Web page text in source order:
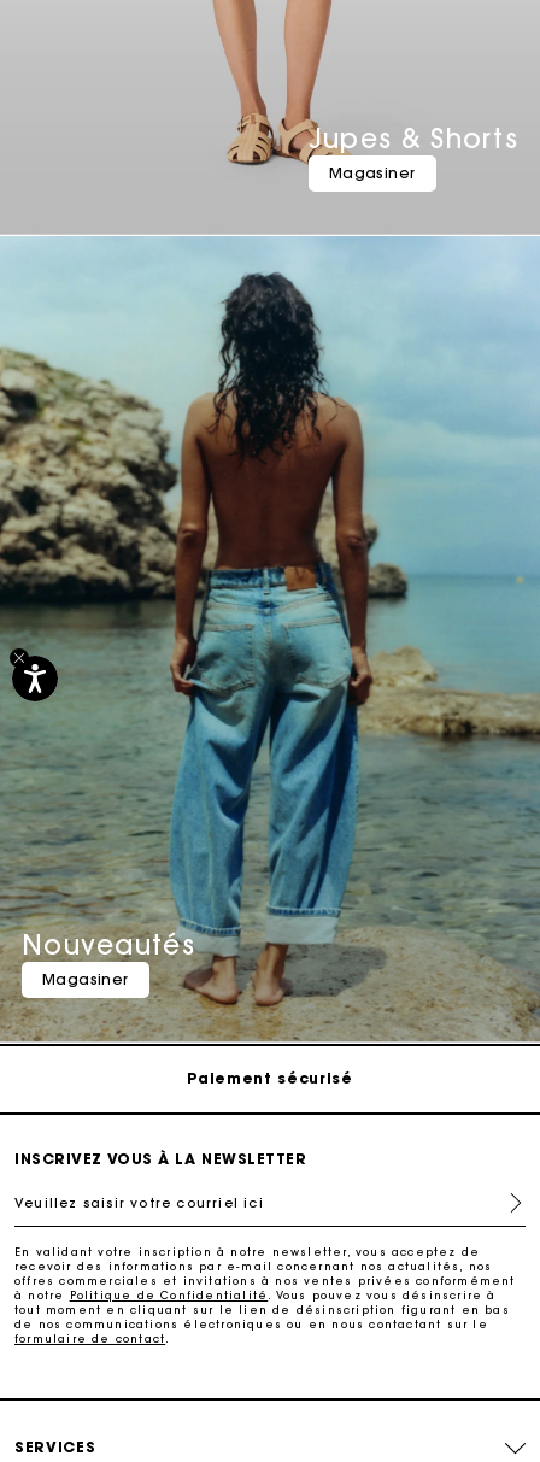
Jupes & Shorts
Magasiner
Nouveautés
Magasiner
Suivi de commande
Livraison à domicile offerte sous 2 à 3 jours ouvrés.
Paiement sécurisé
Livraison à domicile offerte sous 2 à 3 jours ouvrés.
Paiement sécurisé
INSCRIVEZ VOUS À LA NEWSLETTER
Veuillez saisir votre courriel ici
En validant votre inscription à notre newsletter, vous acceptez de
recevoir des informations par e-mail concernant nos actualités, nos
offres commerciales et invitations à nos ventes privées conformément
à notre
Politique de Confidentialité
. Vous pouvez vous désinscrire à
tout moment en cliquant sur le lien de désinscription figurant en bas
de nos communications électroniques ou en nous contactant sur le
formulaire de contact
SERVICES